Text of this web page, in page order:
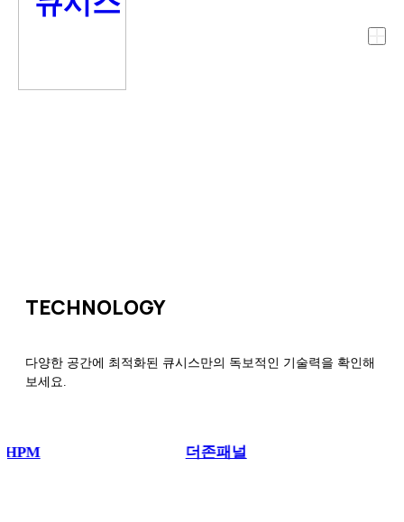
TECHNOLOGY
다양한 공간에 최적화된 큐시스만의 독보적인 기술력을 확인해
보세요.
더존패널